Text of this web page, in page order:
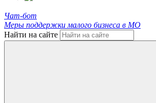
Чат-бот
Меры поддержки малого бизнеса в МО
Найти на сайте